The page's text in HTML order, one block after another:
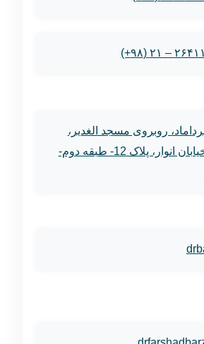
– ۲۱ (۹۸+)
روبروی مسجد الغدیر،
ابتدای خیابان انوار، پلاک 12- طبقه دوم-